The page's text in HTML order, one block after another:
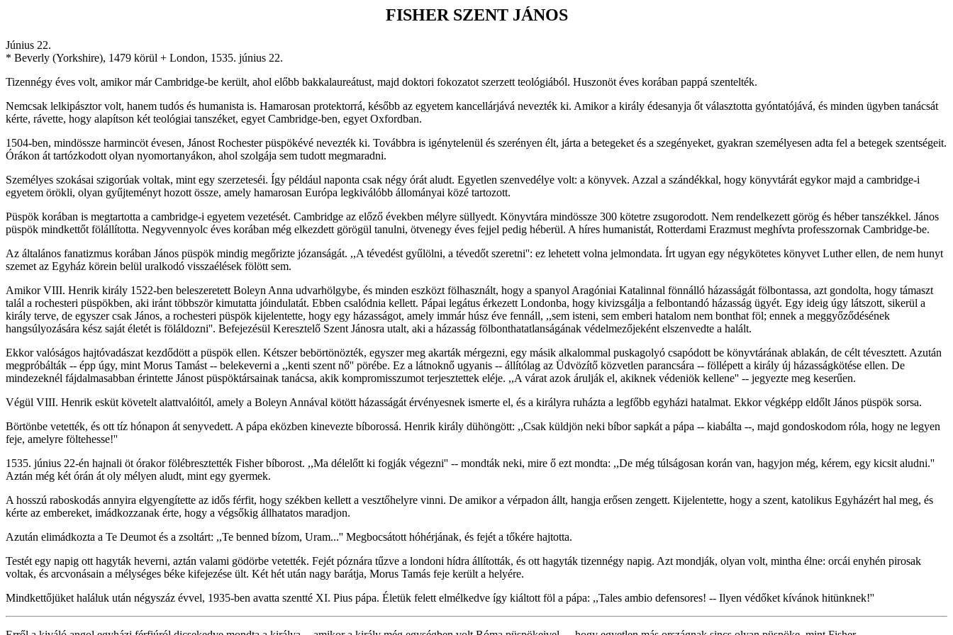
FISHER SZENT JÁNOS
Június 22.
* Beverly (Yorkshire), 1479 körül + London, 1535. június 22.
Tizennégy éves volt, amikor már Cambridge-be került, ahol előbb bakkalaureátust, majd doktori fokozatot szerzett teológiából. Huszonöt éves korában pappá szentelték.
Nemcsak lelkipásztor volt, hanem tudós és humanista is. Hamarosan protektorrá, később az egyetem kancellárjává nevezték ki. Amikor a király édesanyja őt választotta gyóntatójává, és minden ügyben tanácsát
kérte, rávette, hogy alapítson két teológiai tanszéket, egyet Cambridge-ben, egyet Oxfordban.
1504-ben, mindössze harmincöt évesen, Jánost Rochester püspökévé nevezték ki. Továbbra is igénytelenül és szerényen élt, járta a betegeket és a szegényeket, gyakran személyesen adta fel a betegek szentségeit.
Órákon át tartózkodott olyan nyomortanyákon, ahol szolgája sem tudott megmaradni.
Személyes szokásai szigorúak voltak, mint egy szerzeteséi. Így például naponta csak négy órát aludt. Egyetlen szenvedélye volt: a könyvek. Azzal a szándékkal, hogy könyvtárát egykor majd a cambridge-i
egyetem örökli, olyan gyűjteményt hozott össze, amely hamarosan Európa legkiválóbb állományai közé tartozott.
Püspök korában is megtartotta a cambridge-i egyetem vezetését. Cambridge az előző években mélyre süllyedt. Könyvtára mindössze 300 kötetre zsugorodott. Nem rendelkezett görög és héber tanszékkel. János
püspök mindkettőt fölállította. Negyvennyolc éves korában még elkezdett görögül tanulni, ötvenegy éves fejjel pedig héberül. A híres humanistát, Rotterdami Erazmust meghívta professzornak Cambridge-be.
Az általános fanatizmus korában János püspök mindig megőrizte józanságát. ,,A tévedést gyűlölni, a tévedőt szeretni'': ez lehetett volna jelmondata. Írt ugyan egy négykötetes könyvet Luther ellen, de nem hunyt
szemet az Egyház körein belül uralkodó visszaélések fölött sem.
Amikor VIII. Henrik király 1522-ben beleszeretett Boleyn Anna udvarhölgybe, és minden eszközt fölhasznált, hogy a spanyol Aragóniai Katalinnal fönnálló házasságát fölbontassa, azt gondolta, hogy támaszt
talál a rochesteri püspökben, aki iránt többször kimutatta jóindulatát. Ebben csalódnia kellett. Pápai legátus érkezett Londonba, hogy kivizsgálja a felbontandó házasság ügyét. Egy ideig úgy látszott, sikerül a
király terve, de egyszer csak János, a rochesteri püspök kijelentette, hogy egy házasságot, amely immár húsz éve fennáll, ,,sem isteni, sem emberi hatalom nem bonthat föl; ennek a meggyőződésének
hangsúlyozására kész saját életét is föláldozni''. Befejezésül Keresztelő Szent Jánosra utalt, aki a házasság fölbonthatatlanságának védelmezőjeként elszenvedte a halált.
Ekkor valóságos hajtóvadászat kezdődött a püspök ellen. Kétszer bebörtönözték, egyszer meg akarták mérgezni, egy másik alkalommal puskagolyó csapódott be könyvtárának ablakán, de célt tévesztett. Azután
megpróbálták -- épp úgy, mint Morus Tamást -- belekeverni a ,,kenti szent nő'' pörébe. Ez a látnoknő ugyanis -- állítólag az Üdvözítő közvetlen parancsára -- föllépett a király új házasságkötése ellen. De
mindezeknél fájdalmasabban érintette Jánost püspöktársainak tanácsa, akik kompromisszumot terjesztettek eléje. ,,A várat azok árulják el, akiknek védeniök kellene'' -- jegyezte meg keserűen.
Végül VIII. Henrik esküt követelt alattvalóitól, amely a Boleyn Annával kötött házasságát érvényesnek ismerte el, és a királyra ruházta a legfőbb egyházi hatalmat. Ekkor végképp eldőlt János püspök sorsa.
Börtönbe vetették, és ott tíz hónapon át senyvedett. A pápa eközben kinevezte bíborossá. Henrik király dühöngött: ,,Csak küldjön neki bíbor sapkát a pápa -- kiabálta --, majd gondoskodom róla, hogy ne legyen
feje, amelyre föltehesse!''
1535. június 22-én hajnali öt órakor fölébresztették Fisher bíborost. ,,Ma délelőtt ki fogják végezni'' -- mondták neki, mire ő ezt mondta: ,,De még túlságosan korán van, hagyjon még, kérem, egy kicsit aludni.''
Aztán még két órán át oly mélyen aludt, mint egy gyermek.
A hosszú raboskodás annyira elgyengítette az idős férfit, hogy székben kellett a vesztőhelyre vinni. De amikor a vérpadon állt, hangja erősen zengett. Kijelentette, hogy a szent, katolikus Egyházért hal meg, és
kérte az embereket, imádkozzanak érte, hogy a végsőkig állhatatos maradjon.
Azután elimádkozta a Te Deumot és a zsoltárt: ,,Te benned bízom, Uram...'' Megbocsátott hóhérjának, és fejét a tőkére hajtotta.
Testét egy napig ott hagyták heverni, aztán valami gödörbe vetették. Fejét póznára tűzve a londoni hídra állították, és ott hagyták tizennégy napig. Azt mondják, olyan volt, mintha élne: orcái enyhén pirosak
voltak, és arcvonásain a mélységes béke kifejezése ült. Két hét után nagy barátja, Morus Tamás feje került a helyére.
Mindkettőjüket haláluk után négyszáz évvel, 1935-ben avatta szentté XI. Pius pápa. Életük felett elmélkedve így kiáltott föl a pápa: ,,Tales ambio defensores! -- Ilyen védőket kívánok hitünknek!''